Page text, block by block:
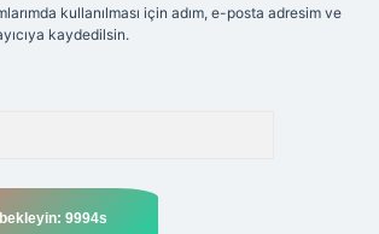
kullanılması için adım, e-posta adresim ve
kaydedilsin.